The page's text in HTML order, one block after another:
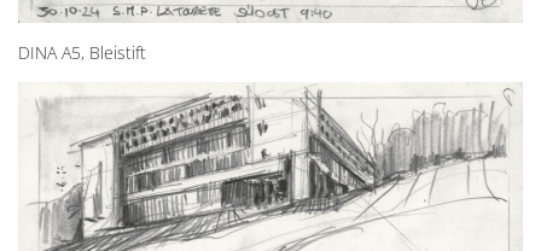
DINA A5, Bleistift